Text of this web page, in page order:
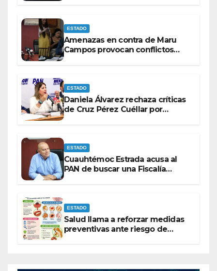
ESTADO
Amenazas en contra de Maru
Campos provocan conflictos
ESTADO
Daniela Álvarez rechaza críticas
de Cruz Pérez Cuéllar por
ESTADO
Cuauhtémoc Estrada acusa al
PAN de buscar una Fiscalía
ESTADO
Salud llama a reforzar medidas
preventivas ante riesgo de